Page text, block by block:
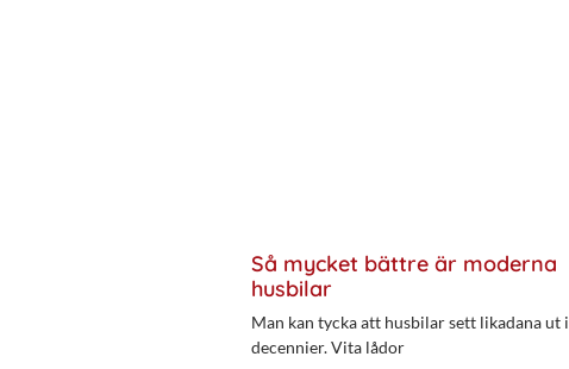
Så mycket bättre är moderna
husbilar
Man kan tycka att husbilar sett likadana ut i
decennier. Vita lådor